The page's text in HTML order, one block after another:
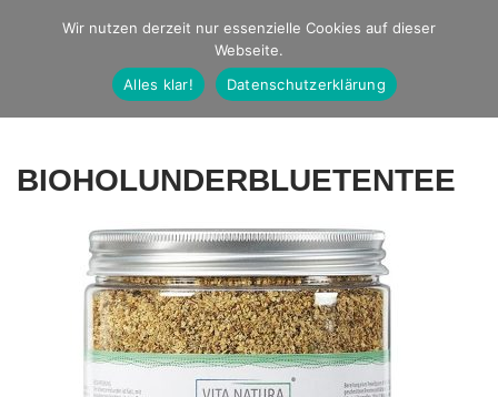
Studio Ernst
Fotografie
BIOHOLUNDERBLUETENTEE
Wir nutzen derzeit nur essenzielle Cookies auf dieser
Webseite.
Alles klar!
Datenschutzerklärung